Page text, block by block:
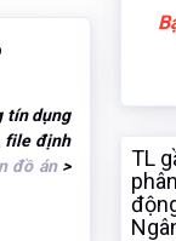
tín dụng
file định
đồ án>
TL